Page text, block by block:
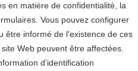
en matière de confidentialité, la
Vous pouvez configurer
être informé de l'existence de ces
Web peuvent être affectées.
d’identification